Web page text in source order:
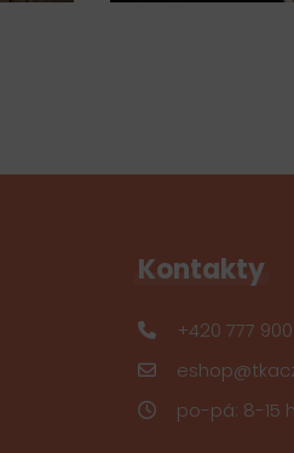
Kontakty
+420 777 900
po-pá: 8-15